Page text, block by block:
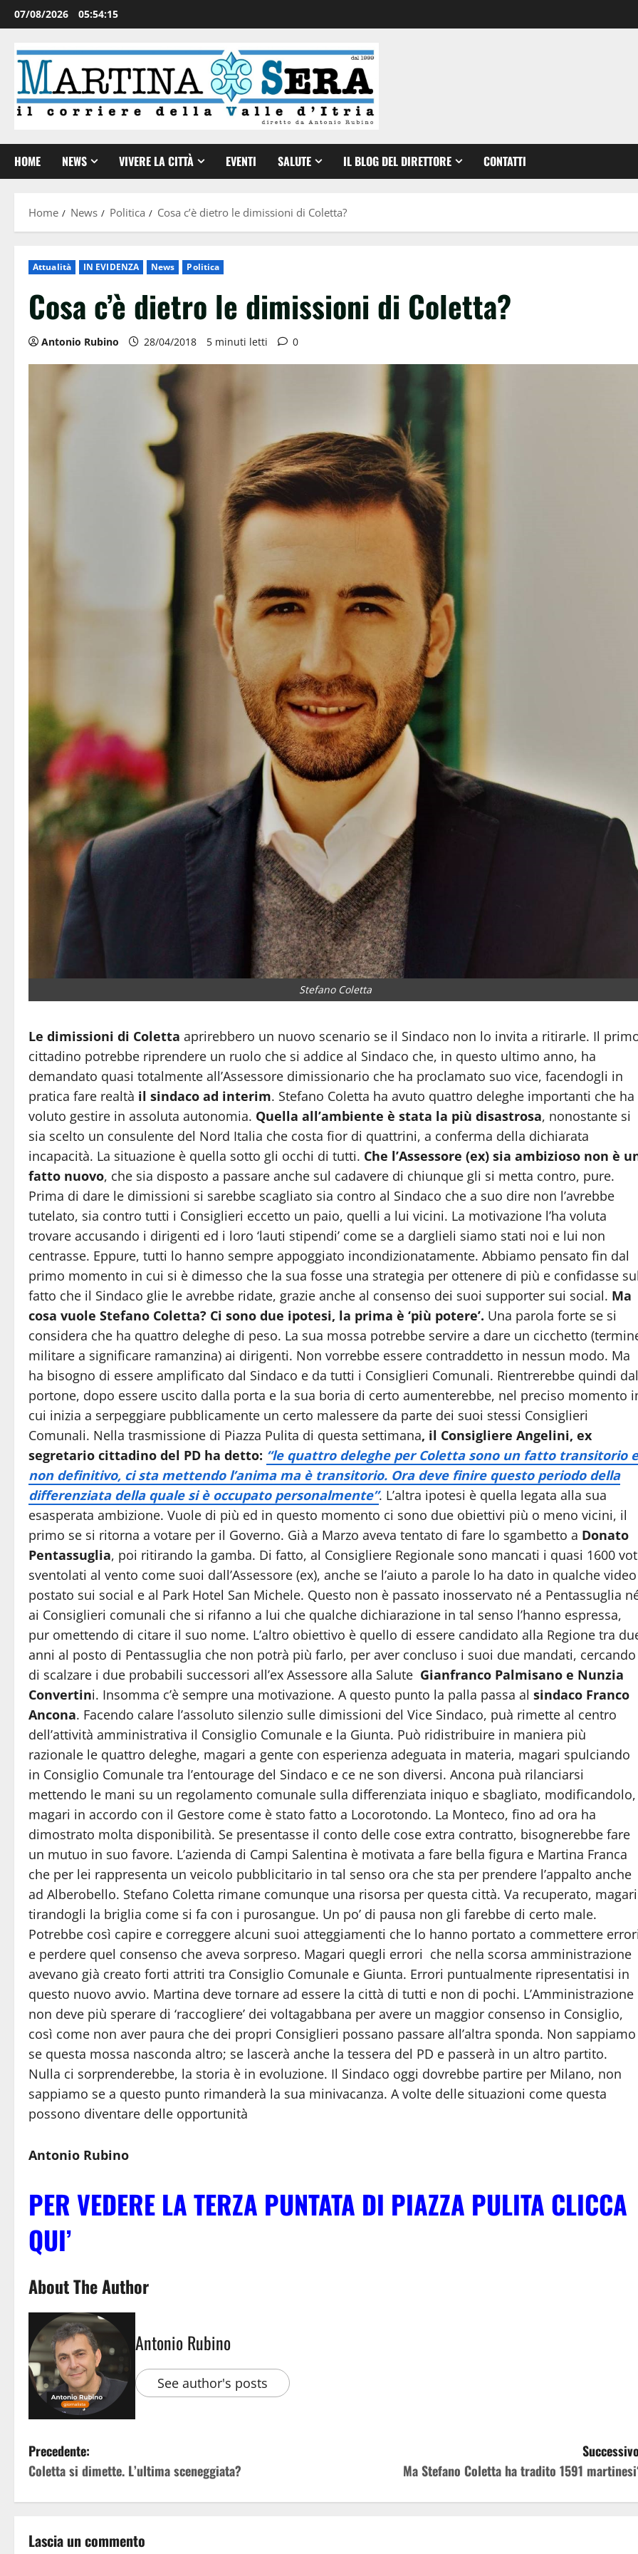
07/08/2026 05:54:16
HOME NEWS VIVERE LA CITTÀ EVENTI SALUTE IL BLOG DEL DIRETTORE CONTATTI
Home News Politica Cosa c’è dietro le dimissioni di Coletta?
Attualità IN EVIDENZA News Politica
Cosa c’è dietro le dimissioni di Coletta?
Antonio Rubino 28/04/2018 5 minuti letti 0
Stefano Coletta
Le dimissioni di Coletta aprirebbero un nuovo scenario se il Sindaco non lo invita a ritirarle. Il
cittadino potrebbe riprendere un ruolo che si addice al Sindaco che, in questo ultimo anno, ha
demandato quasi totalmente all’Assessore dimissionario che ha proclamato suo vice, facendogli in
pratica fare realtà il sindaco ad interim. Stefano Coletta ha avuto quattro deleghe importanti che ha
voluto gestire in assoluta autonomia. Quella all’ambiente è stata la più disastrosa, nonostante si
sia scelto un consulente del Nord Italia che costa fior di quattrini, a conferma della dichiarata
incapacità. La situazione è quella sotto gli occhi di tutti. Che l’Assessore (ex) sia ambizioso non è
fatto nuovo, che sia disposto a passare anche sul cadavere di chiunque gli si metta contro, pure.
Prima di dare le dimissioni si sarebbe scagliato sia contro al Sindaco che a suo dire non l’avrebbe
tutelato, sia contro tutti i Consiglieri eccetto un paio, quelli a lui vicini. La motivazione l’ha voluta
trovare accusando i dirigenti ed i loro ‘lauti stipendi’ come se a darglieli siamo stati noi e lui non
centrasse. Eppure, tutti lo hanno sempre appoggiato incondizionatamente. Abbiamo pensato fin dal
primo momento in cui si è dimesso che la sua fosse una strategia per ottenere di più e confidasse
fatto che il Sindaco glie le avrebbe ridate, grazie anche al consenso dei suoi supporter sui social. Ma
cosa vuole Stefano Coletta? Ci sono due ipotesi, la prima è ‘più potere’. Una parola forte se si
considera che ha quattro deleghe di peso. La sua mossa potrebbe servire a dare un cicchetto
militare a significare ramanzina) ai dirigenti. Non vorrebbe essere contraddetto in nessun modo. Ma
ha bisogno di essere amplificato dal Sindaco e da tutti i Consiglieri Comunali. Rientrerebbe quindi dal
portone, dopo essere uscito dalla porta e la sua boria di certo aumenterebbe, nel preciso momento
cui inizia a serpeggiare pubblicamente un certo malessere da parte dei suoi stessi Consiglieri
Comunali. Nella trasmissione di Piazza Pulita di questa settimana, il Consigliere Angelini, ex
segretario cittadino del PD ha detto: “le quattro deleghe per Coletta sono un fatto transitorio e
non definitivo, ci sta mettendo l’anima ma è transitorio. Ora deve finire questo periodo della
differenziata della quale si è occupato personalmente”. L’altra ipotesi è quella legata alla sua
esasperata ambizione. Vuole di più ed in questo momento ci sono due obiettivi più o meno vicini, il
primo se si ritorna a votare per il Governo. Già a Marzo aveva tentato di fare lo sgambetto a Donato
Pentassuglia, poi ritirando la gamba. Di fatto, al Consigliere Regionale sono mancati i quasi 1600
sventolati al vento come suoi dall’Assessore (ex), anche se l’aiuto a parole lo ha dato in qualche video
postato sui social e al Park Hotel San Michele. Questo non è passato inosservato né a Pentassuglia
ai Consiglieri comunali che si rifanno a lui che qualche dichiarazione in tal senso l’hanno espressa,
pur omettendo di citare il suo nome. L’altro obiettivo è quello di essere candidato alla Regione tra
anni al posto di Pentassuglia che non potrà più farlo, per aver concluso i suoi due mandati, cercando
di scalzare i due probabili successori all’ex Assessore alla Salute Gianfranco Palmisano e Nunzia
Convertini. Insomma c’è sempre una motivazione. A questo punto la palla passa al sindaco Franco
Ancona. Facendo calare l’assoluto silenzio sulle dimissioni del Vice Sindaco, puà rimette al centro
dell’attività amministrativa il Consiglio Comunale e la Giunta. Può ridistribuire in maniera più
razionale le quattro deleghe, magari a gente con esperienza adeguata in materia, magari spulciando
in Consiglio Comunale tra l’entourage del Sindaco e ce ne son diversi. Ancona puà rilanciarsi
mettendo le mani su un regolamento comunale sulla differenziata iniquo e sbagliato, modificandolo,
magari in accordo con il Gestore come è stato fatto a Locorotondo. La Monteco, fino ad ora ha
dimostrato molta disponibilità. Se presentasse il conto delle cose extra contratto, bisognerebbe fare
un mutuo in suo favore. L’azienda di Campi Salentina è motivata a fare bella figura e Martina Franca
che per lei rappresenta un veicolo pubblicitario in tal senso ora che sta per prendere l’appalto anche
ad Alberobello. Stefano Coletta rimane comunque una risorsa per questa città. Va recuperato, magari
tirandogli la briglia come si fa con i purosangue. Un po’ di pausa non gli farebbe di certo male.
Potrebbe così capire e correggere alcuni suoi atteggiamenti che lo hanno portato a commettere
e perdere quel consenso che aveva sorpreso. Magari quegli errori che nella scorsa amministrazione
avevano già creato forti attriti tra Consiglio Comunale e Giunta. Errori puntualmente ripresentatisi in
questo nuovo avvio. Martina deve tornare ad essere la città di tutti e non di pochi. L’Amministrazione
non deve più sperare di ‘raccogliere’ dei voltagabbana per avere un maggior consenso in Consiglio,
così come non aver paura che dei propri Consiglieri possano passare all’altra sponda. Non sappiamo
se questa mossa nasconda altro; se lascerà anche la tessera del PD e passerà in un altro partito.
Nulla ci sorprenderebbe, la storia è in evoluzione. Il Sindaco oggi dovrebbe partire per Milano, non
sappiamo se a questo punto rimanderà la sua minivacanza. A volte delle situazioni come questa
possono diventare delle opportunità
Antonio Rubino
PER VEDERE LA TERZA PUNTATA DI PIAZZA PULITA CLICCA
QUI’
About The Author
Antonio Rubino
See author's posts
Precedente:
Coletta si dimette. L’ultima sceneggiata?
Ma Stefano Coletta ha tradito 1591
Lascia un commento